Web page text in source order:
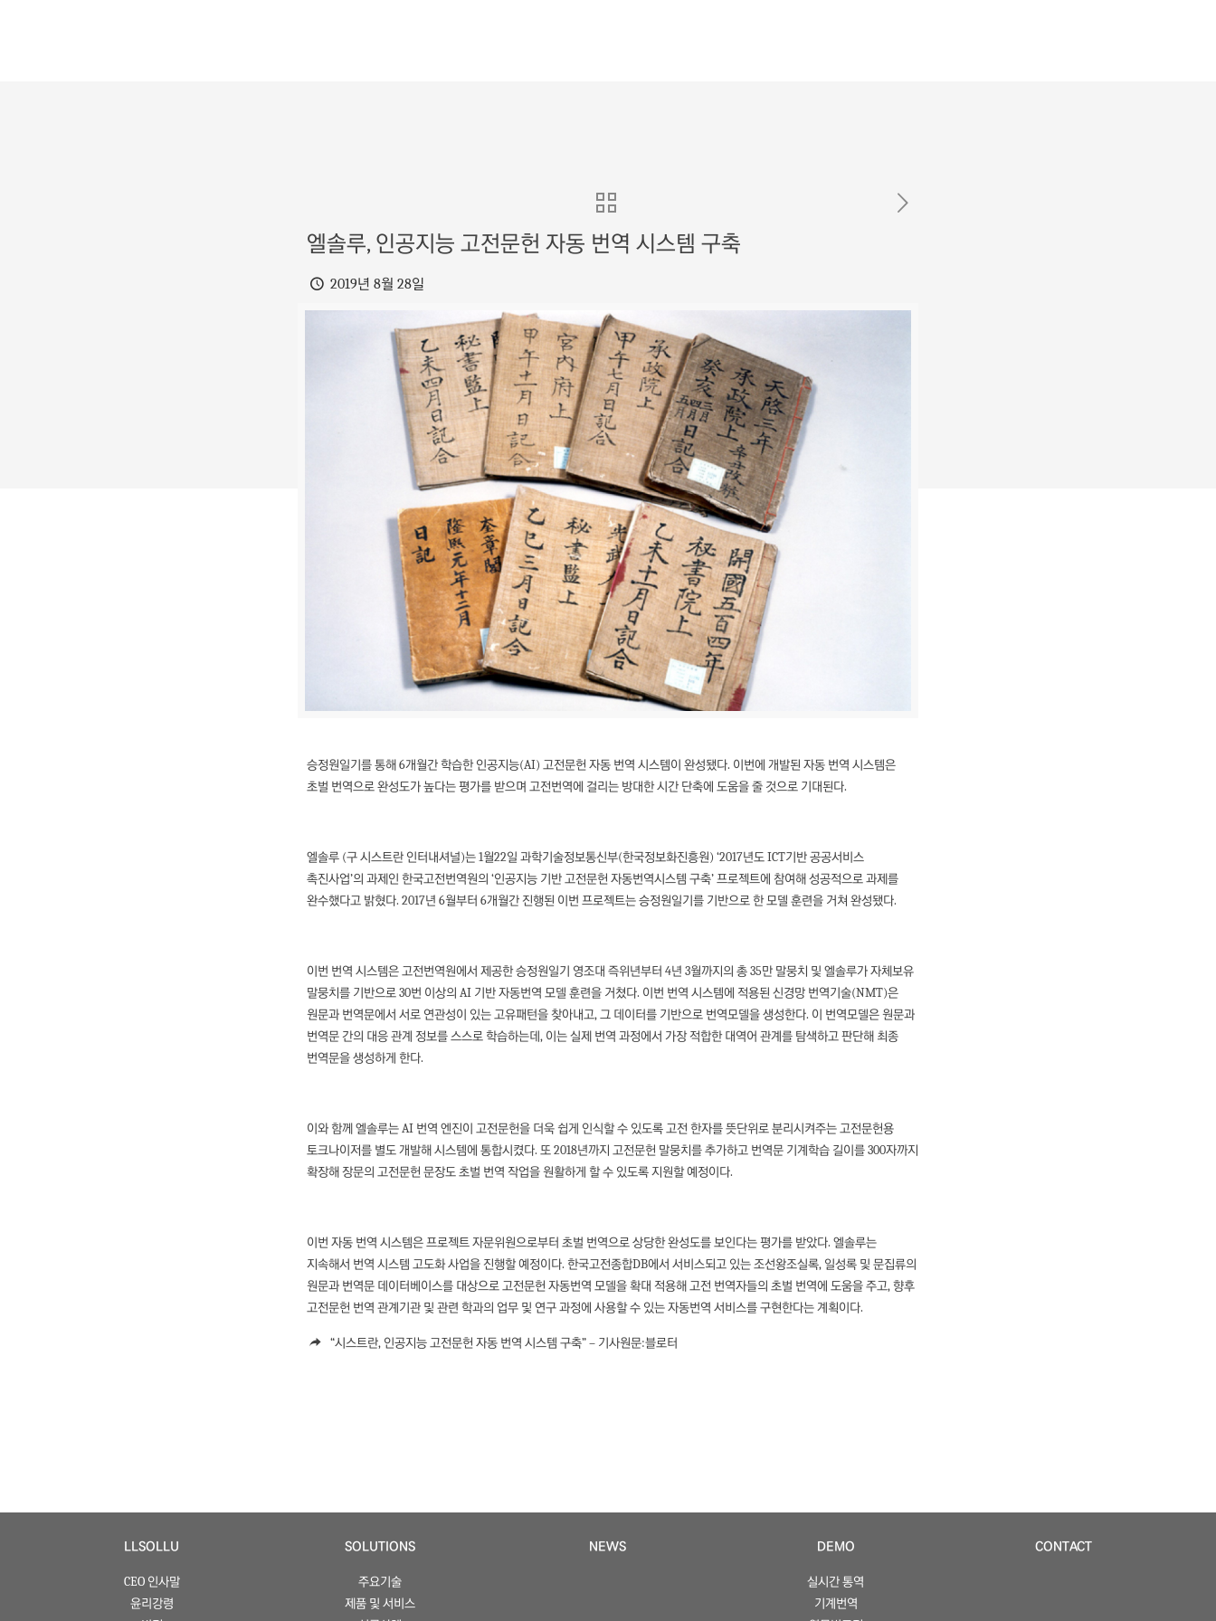
엘솔루, 인공지능 고전문헌 자동 번역 시스템 구축
2019년 8월 28일
승정원일기를 통해 6개월간 학습한 인공지능(AI) 고전문헌 자동 번역 시스템이 완성됐다. 이번에 개발된 자동 번역 시스템은
초벌 번역으로 완성도가 높다는 평가를 받으며 고전번역에 걸리는 방대한 시간 단축에 도움을 줄 것으로 기대된다.
엘솔루 (구 시스트란 인터내셔널)는 1월22일 과학기술정보통신부(한국정보화진흥원) ‘2017년도 ICT기반 공공서비스
촉진사업’의 과제인 한국고전번역원의 ‘인공지능 기반 고전문헌 자동번역시스템 구축’ 프로젝트에 참여해 성공적으로 과제를
완수했다고 밝혔다. 2017년 6월부터 6개월간 진행된 이번 프로젝트는 승정원일기를 기반으로 한 모델 훈련을 거쳐 완성됐다.
이번 번역 시스템은 고전번역원에서 제공한 승정원일기 영조대 즉위년부터 4년 3월까지의 총 35만 말뭉치 및 엘솔루가 자체보유
말뭉치를 기반으로 30번 이상의 AI 기반 자동번역 모델 훈련을 거쳤다. 이번 번역 시스템에 적용된 신경망 번역기술(NMT)은
원문과 번역문에서 서로 연관성이 있는 고유패턴을 찾아내고, 그 데이터를 기반으로 번역모델을 생성한다. 이 번역모델은 원문과
번역문 간의 대응 관계 정보를 스스로 학습하는데, 이는 실제 번역 과정에서 가장 적합한 대역어 관계를 탐색하고 판단해 최종
번역문을 생성하게 한다.
이와 함께 엘솔루는 AI 번역 엔진이 고전문헌을 더욱 쉽게 인식할 수 있도록 고전 한자를 뜻단위로 분리시켜주는 고전문헌용
토크나이저를 별도 개발해 시스템에 통합시켰다. 또 2018년까지 고전문헌 말뭉치를 추가하고 번역문 기계학습 길이를 300자까지
확장해 장문의 고전문헌 문장도 초벌 번역 작업을 원활하게 할 수 있도록 지원할 예정이다.
이번 자동 번역 시스템은 프로젝트 자문위원으로부터 초벌 번역으로 상당한 완성도를 보인다는 평가를 받았다. 엘솔루는
지속해서 번역 시스템 고도화 사업을 진행할 예정이다. 한국고전종합DB에서 서비스되고 있는 조선왕조실록, 일성록 및 문집류의
원문과 번역문 데이터베이스를 대상으로 고전문헌 자동번역 모델을 확대 적용해 고전 번역자들의 초벌 번역에 도움을 주고, 향후
고전문헌 번역 관계기관 및 관련 학과의 업무 및 연구 과정에 사용할 수 있는 자동번역 서비스를 구현한다는 계획이다.
“시스트란, 인공지능 고전문헌 자동 번역 시스템 구축” – 기사원문:블로터
LLSOLLU
CEO 인사말
윤리강령
SOLUTIONS
주요기술
제품 및 서비스
NEWS DEMO
실시간 통역
기계번역
CONTACT